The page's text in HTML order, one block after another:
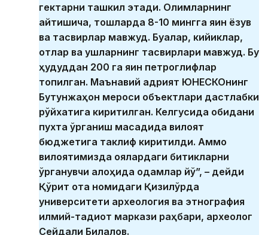
гектарни ташкил этади. Олимларнинг
айтишича, тошларда 8-10 мингга яқин ёзув
ва тасвирлар мавжуд. Буқалар, кийиклар,
отлар ва қушларнинг тасвирлари мавжуд. Бу
ҳудуддан 200 га яқин петроглифлар
топилган. Маънавий қадрият ЮНEСКОнинг
Бутунжаҳон мероси объектлари дастлабки
рўйхатига киритилган. Келгусида обидани
пухта ўрганиш мақсадида вилоят
бюджетига таклиф киритилди. Аммо
вилоятимизда қоялардаги битикларни
ўрганувчи алоҳида одамлар йўқ”, – дейди
Қўрқит ота номидаги Қизилўрда
университети археология ва этнография
илмий-тадқиқот маркази раҳбари, археолог
Сейдали Билалов.